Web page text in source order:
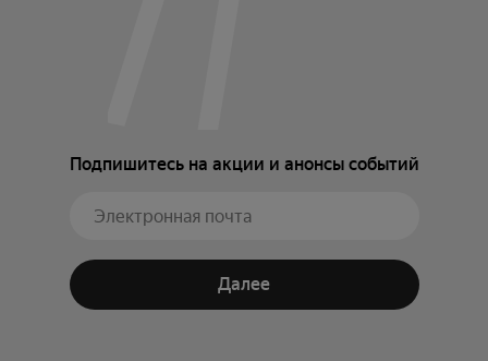
Подпишитесь на акции и анонсы событий
Далее